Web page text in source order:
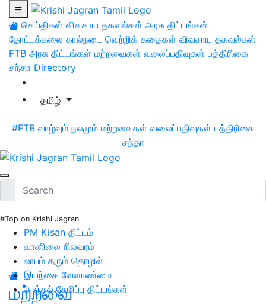
செய்திகள் விவசாய தகவல்கள் அரசு திட்டங்கள்
தோட்டக்கலை கால்நடை வெற்றிக் கதைகள் விவசாய தகவல்கள்
FTB அரசு திட்டங்கள் மற்றவைகள் வலைப்பதிவுகள் பத்திரிகை
சந்தா Directory
தமிழ்
#FTB வாழ்வும் நலமும் மற்றவைகள் வலைப்பதிவுகள் பத்திரிகை
சந்தா
#Top on Krishi Jagran
PM Kisan திட்டம்
வானிலை நிலவரம்
லாபம் தரும் தொழில்
இயற்கை வேளாண்மை
அஞ்சல் சேமிப்பு திட்டங்கள்
மற்றவை